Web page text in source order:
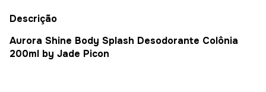
Descrição
Aurora Shine Body Splash Desodorante Colônia
200ml by Jade Picon